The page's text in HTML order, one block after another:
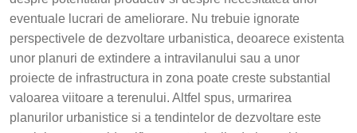
eventuale lucrari de ameliorare. Nu trebuie ignorate
perspectivele de dezvoltare urbanistica, deoarece existenta
unor planuri de extindere a intravilanului sau a unor
proiecte de infrastructura in zona poate creste substantial
valoarea viitoare a terenului. Altfel spus, urmarirea
planurilor urbanistice si a tendintelor de dezvoltare este